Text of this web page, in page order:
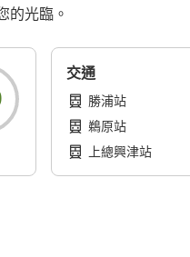
的光臨。
交通
勝浦站
鵜原站
上總興津站